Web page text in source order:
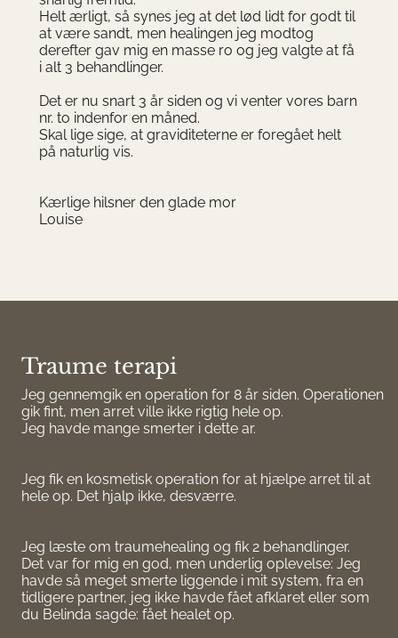
Helt ærligt, så synes jeg at det lød lidt for godt til
at være sandt, men healingen jeg modtog
derefter gav mig en masse ro og jeg valgte at få
i alt 3 behandlinger.
Det er nu snart 3 år siden og vi venter vores barn
nr. to indenfor en måned.
Skal lige sige, at graviditeterne er foregået helt
på naturlig vis.
Kærlige hilsner den glade mor
Louise
Traume terapi
Jeg gennemgik en operation for 8 år siden. Operationen
gik fint, men arret ville ikke rigtig hele op.
Jeg havde mange smerter i dette ar.
Jeg fik en kosmetisk operation for at hjælpe arret til at
hele op. Det hjalp ikke, desværre.
Jeg læste om traumehealing og fik 2 behandlinger.
Det var for mig en god, men underlig oplevelse: Jeg
havde så meget smerte liggende i mit system, fra en
tidligere partner, jeg ikke havde fået afklaret eller som
du Belinda sagde: fået healet op.